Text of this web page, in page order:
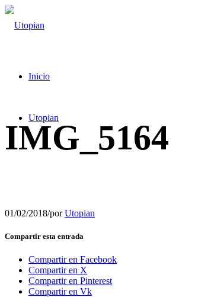
Inicio
Utopian
IMG_5164
01/02/2018/porUtopian
Compartir esta entrada
Compartir en Facebook
Compartir en X
Compartir en Pinterest
Compartir en Vk